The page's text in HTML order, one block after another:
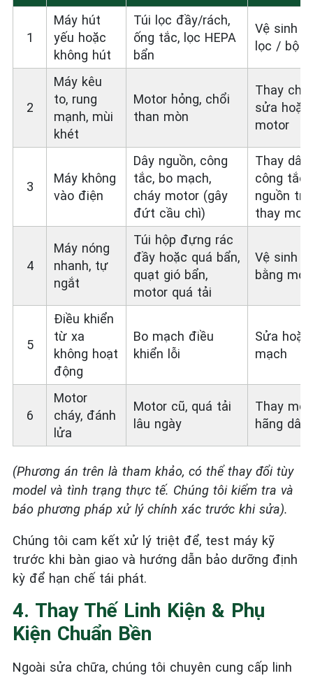
1
Máy hút
yếu hoặc
không hút
Túi lọc đầy/rách,
ống tắc, lọc HEPA
bẩn
Vệ sinh
lọc / bộ
2
Máy kêu
to, rung
mạnh, mùi
khét
Motor hỏng, chổi
than mòn
Thay
sửa hoặc
motor
3
Máy không
vào điện
Dây nguồn, công
tắc, bo mạch,
cháy motor (gây
đứt cầu chì)
Thay dây
công tắc,
nguồn
thay
4
Máy nóng
nhanh, tự
ngắt
Túi hộp đựng rác
đầy hoặc quá bẩn,
quạt gió bẩn,
motor quá tải
Vệ sinh +
bằng
5
Điều khiển
từ xa
không hoạt
động
Bo mạch điều
khiển lỗi
Sửa
mạch
6
Motor
cháy, đánh
lửa
Motor cũ, quá tải
lâu ngày
Thay
hãng dây
(Phương án trên là tham khảo, có thể thay đổi tùy
model và tình trạng thực tế. Chúng tôi kiểm tra và
báo phương pháp xử lý chính xác trước khi sửa).
Chúng tôi cam kết xử lý triệt để, test máy kỹ
trước khi bàn giao và hướng dẫn bảo dưỡng định
kỳ để hạn chế tái phát.
4. Thay Thế Linh Kiện & Phụ
Kiện Chuẩn Bền
Ngoài sửa chữa, chúng tôi chuyên cung cấp linh